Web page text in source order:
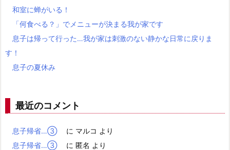
和室に蝉がいる！
「何食べる？」でメニューが決まる我が家です
息子は帰って行った…我が家は刺激のない静かな日常に戻りま
す！
息子の夏休み
最近のコメント
息子帰省…③ に マルコ より
息子帰省…③
に 匿名 より